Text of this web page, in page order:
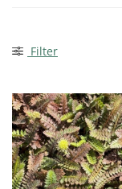
Filter